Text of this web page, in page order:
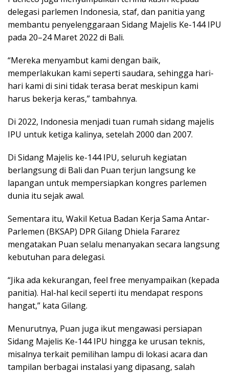
delegasi parlemen Indonesia, staf, dan panitia yang
membantu penyelenggaraan Sidang Majelis Ke-144 IPU
pada 20–24 Maret 2022 di Bali.
“Mereka menyambut kami dengan baik,
memperlakukan kami seperti saudara, sehingga hari-
hari kami di sini tidak terasa berat meskipun kami
harus bekerja keras,” tambahnya.
Di 2022, Indonesia menjadi tuan rumah sidang majelis
IPU untuk ketiga kalinya, setelah 2000 dan 2007.
Di Sidang Majelis ke-144 IPU, seluruh kegiatan
berlangsung di Bali dan Puan terjun langsung ke
lapangan untuk mempersiapkan kongres parlemen
dunia itu sejak awal.
Sementara itu, Wakil Ketua Badan Kerja Sama Antar-
Parlemen (BKSAP) DPR Gilang Dhiela Fararez
mengatakan Puan selalu menanyakan secara langsung
kebutuhan para delegasi.
“Jika ada kekurangan, feel free menyampaikan (kepada
panitia). Hal-hal kecil seperti itu mendapat respons
hangat,” kata Gilang.
Menurutnya, Puan juga ikut mengawasi persiapan
Sidang Majelis Ke-144 IPU hingga ke urusan teknis,
misalnya terkait pemilihan lampu di lokasi acara dan
tampilan berbagai instalasi yang dipasang, salah